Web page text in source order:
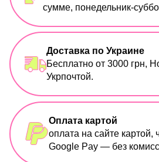
сумме, понедельник-
Доставка по Украине
Бесплатно от 3000 грн,
Укрпочтой.
Оплата картой
оплата на сайте картой,
Google Pay — без